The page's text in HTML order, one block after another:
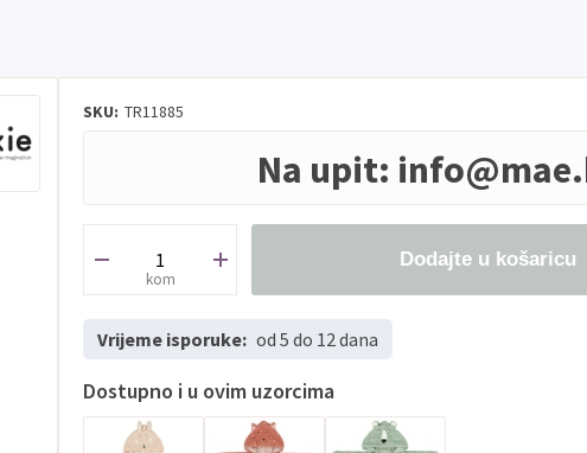
SKU: TR11885
Na upit:
kom
Dodajte u košaricu
Vrijeme isporuke: od 5 do 12 dana
Dostupno i u ovim uzorcima